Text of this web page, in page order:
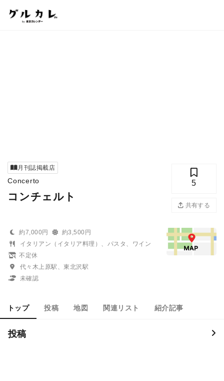
月刊誌掲載店
Concerto
コンチェルト
5
共有する
約7,000円
約3,500円
イタリアン（イタリア料理）、パスタ、ワイン
不定休
代々木上原駅、東北沢駅
未確認
トップ 投稿 地図 関連リスト 紹介記事
投稿